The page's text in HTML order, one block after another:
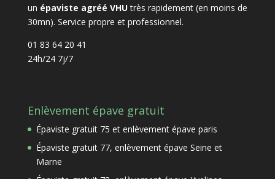
un épaviste agréé VHUtrès rapidement (en moins de
30mn). Service propre et professionnel.
01 83 64 20 41
24h/24 7j/7
Enlèvement épave gratuit
Épaviste gratuit 75 et enlèvement épave paris
Épaviste gratuit 77, enlèvement épave Seine et
Marne